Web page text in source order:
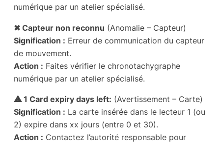
numérique par un atelier spécialisé.
✖ Capteur non reconnu (Anomalie – Capteur)
Signification : Erreur de communication du capteur
de mouvement.
Action : Faites vérifier le chronotachygraphe
numérique par un atelier spécialisé.
⚠ 1 Card expiry days left: (Avertissement – Carte)
Signification : La carte insérée dans le lecteur 1 (ou
2) expire dans xx jours (entre 0 et 30).
Action : Contactez l’autorité responsable pour